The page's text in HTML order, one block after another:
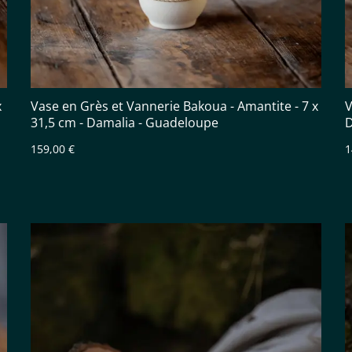
Vase en Grès et Vannerie Bakoua - Amantite - 7 x
31,5 cm - Damalia - Guadeloupe
159,00 €